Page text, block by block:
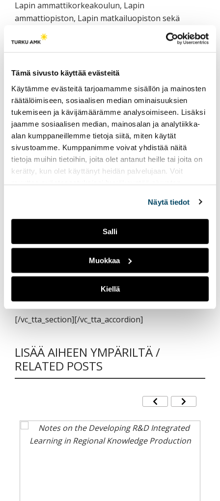
Tämä sivusto käyttää evästeitä
Käytämme evästeitä tarjoamamme sisällön ja mainosten
räätälöimiseen, sosiaalisen median ominaisuuksien
tukemiseen ja kävijämäärämme analysoimiseen. Lisäksi
jaamme sosiaalisen median, mainosalan ja analytiikka-
alan kumppaneillemme tietoja siitä, miten käytät
sivustoamme. Kumppanimme voivat yhdistää näitä
tietoja muihin tietoihin, joita olet antanut heille tai joita on
kerätty, kun olet käyttänyt heidän palvelujaan. Voit
muuttaa evästeasetuksiesi hyväksyntää sivuston
Näytä tiedot
Salli
Muokkaa
Kiellä
Lapin ammattikorkeakoulun, Lapin
ammattiopiston, Lapin matkailuopiston sekä
Suomen metsäkeskuksen yhteistyönä.
Johanna Kinnunen
, FM, agrologi (AMK),
projektisuunnittelija, Teollisuus ja
luonnonvarat, Lapin ammattikorkeakoulu,
johanna.kinnunen(at)lapinamk.fi
[vc_tta_accordion active_section=”0″ no_fill=”true”
el_class=”lahteet”][vc_tta_section title=”Lähteet”
tab_id=”1458134585005-b3f22396-5506″]
Lapin liitto 2015. Lapin matkailustrategia 2015–
_file?folderId=2265071&name=DLFE-25498.pdf
Suomen metsäkeskus 2016. Lapin metsäohjelma
2016–2020. Viitattu 19.10.2016.
http://www.metsakeskus.fi/sites/default/files/smk-
[/vc_tta_section][/vc_tta_accordion]
LISÄÄ AIHEEN YMPÄRILTÄ /
RELATED POSTS